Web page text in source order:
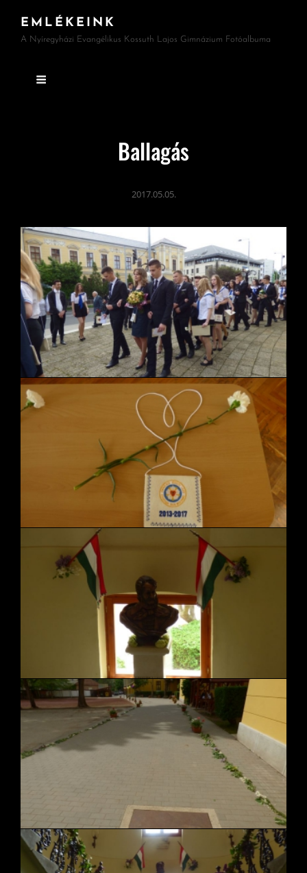
EMLÉKEINK
A Nyíregyházi Evangélikus Kossuth Lajos Gimnázium Fotóalbuma
Ballagás
2017.05.05.